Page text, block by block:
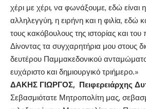
χέρι με χέρι, να φωνάξουμε, εδώ είναι
αλληλεγγύη, η ειρήνη και η φιλία, εδώ
τους κακόβουλους της ιστορίας και του
Δίνοντας τα συγχαρητήρια μου στους
δευτέρου Παμμακεδονικού
ευχάριστο και δημιουργικό τριήμερο.»
ΔΑΚΗΣ ΓΙΩΡΓΟΣ, Πειφερειάρχης
Σεβασμιότατε Μητροπολίτη μας,